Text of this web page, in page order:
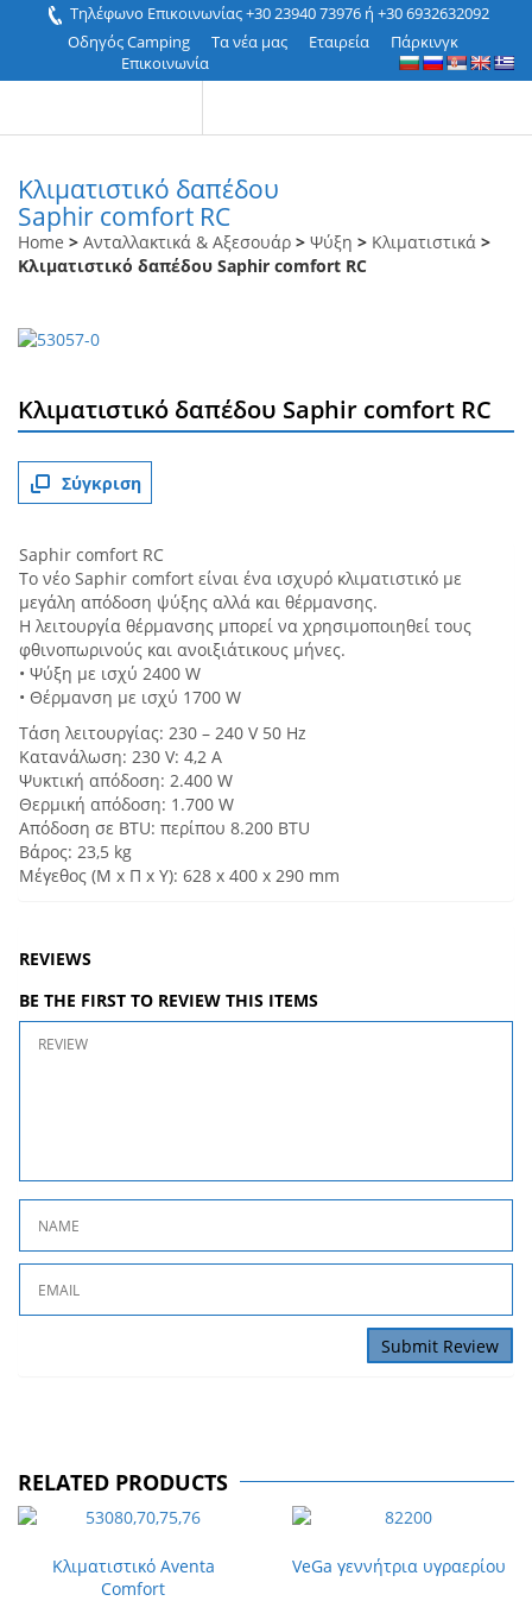
Τηλέφωνο Επικοινωνίας +30 23940 73976 ή +30 6932632092
Οδηγός Camping
Τα νέα μας Εταιρεία
Πάρκινγκ
Επικοινωνία
Κλιματιστικό δαπέδου
Saphir comfort RC
Home > Ανταλλακτικά & Αξεσουάρ > Ψύξη > Κλιματιστικά >
Κλιματιστικό δαπέδου Saphir comfort RC
Κλιματιστικό δαπέδου Saphir comfort RC
Σύγκριση
Saphir comfort RC
Το νέο Saphir comfort είναι ένα ισχυρό κλιματιστικό με
μεγάλη απόδοση ψύξης αλλά και θέρμανσης.
Η λειτουργία θέρμανσης μπορεί να χρησιμοποιηθεί τους
φθινοπωρινούς και ανοιξιάτικους μήνες.
• Ψύξη με ισχύ 2400 W
• Θέρμανση με ισχύ 1700 W
Τάση λειτουργίας: 230 – 240 V 50 Hz
Κατανάλωση: 230 V: 4,2 A
Ψυκτική απόδοση: 2.400 W
Θερμική απόδοση: 1.700 W
Απόδοση σε BTU: περίπου 8.200 BTU
Βάρος: 23,5 kg
Μέγεθος (M x Π x Y): 628 x 400 x 290 mm
REVIEWS
BE THE FIRST TO REVIEW THIS ITEMS
RELATED PRODUCTS
VeGa γεννήτρια υγραερίου
Κλιματιστικό Aventa
Comfort